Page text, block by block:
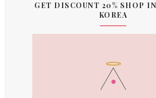
GET DISCOUNT 20% SHOP
KOREA